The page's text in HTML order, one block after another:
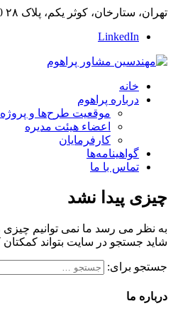
تهران، ستارخان، کوثر یکم، پلاک ۲۸
LinkedIn
خانه
درباره پراهوم
موقعیت طرح‌ها و
اعضاء هیئت مدیره
کارفرمایان
گواهینامه‌ها
تماس با ما
چیزی پیدا نشد
به نظر می رسد ما نمی توانیم چیزی
شاید جستجو در سایت بتواند کمکتان
جستجو برای:
درباره ما